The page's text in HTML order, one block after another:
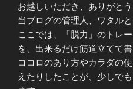
お越しいただき、ありがとう
当ブログの管理人、ワタルと
ここでは、「脱力」のトレ
を、出来るだけ筋道立てて書
ココロのあり方やカラダの
えたりしたことが、少しで